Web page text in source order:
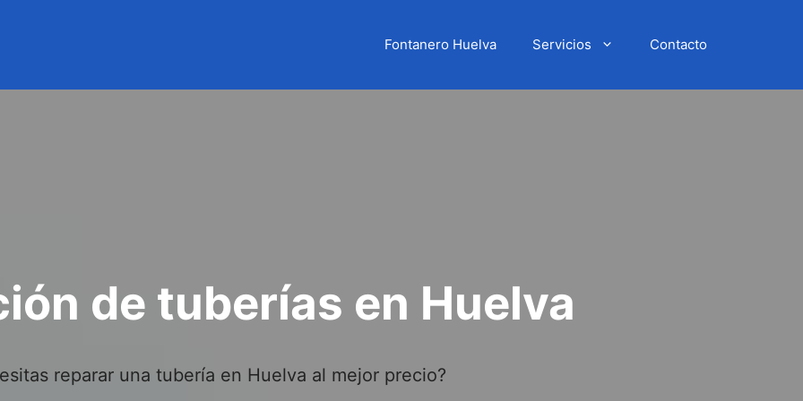
Fontanero Huelva Servicios Contacto
de tuberías en Huelva
reparar una tubería en Huelva al mejor precio?